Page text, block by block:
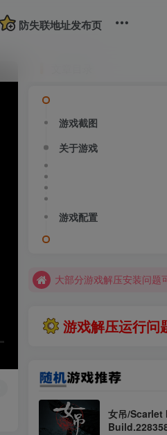
防失联地址发布页
游戏截图
关于游戏
游戏配置
大部分游戏解压安装问题可通过网站
游戏解压运行问
女吊/Scarlet